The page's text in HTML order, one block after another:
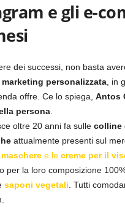
e gli e-
dei successi, non basta
personalizzata, in
offre. Ce lo spiega, Antos
persona.
oltre 20 anni fa sulle colline
attualmente presenti sul
mascheree le creme per il
per la loro composizione
saponi vegetali . Tutti